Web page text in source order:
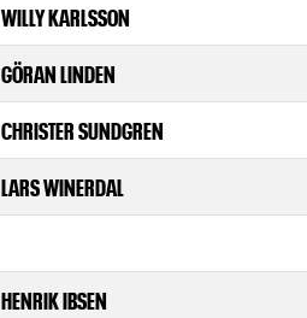
WILLY KARLSSON
GÖRAN LINDEN
CHRISTER SUNDGREN
LARS WINERDAL
HENRIK IBSEN